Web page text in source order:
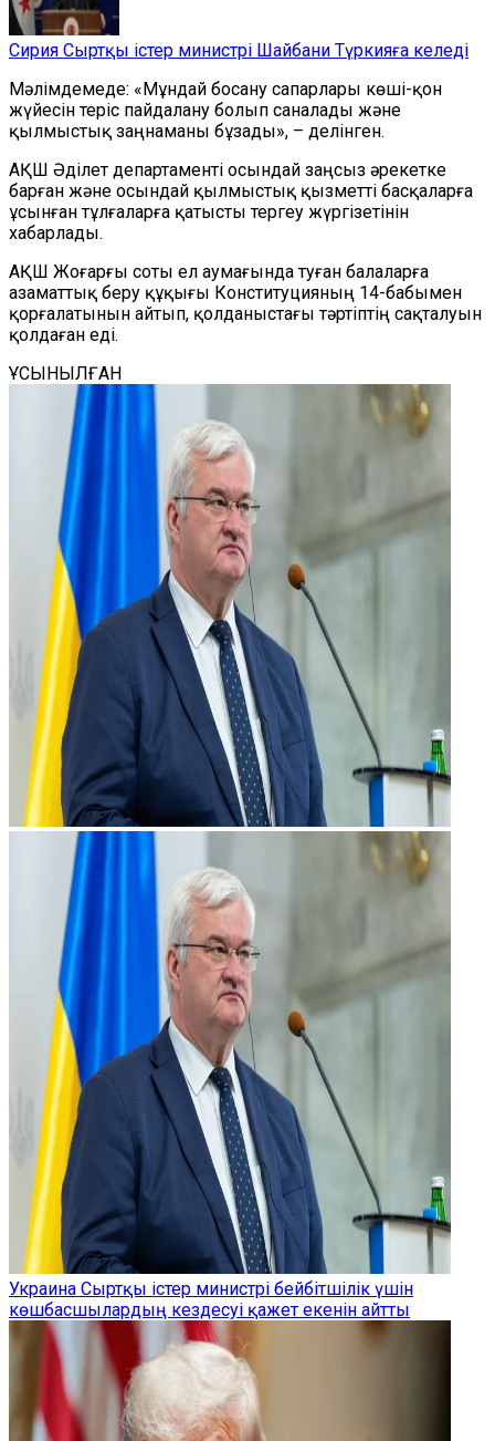
Сирия Сыртқы істер министрі Шайбани Түркияға келеді
Мәлімдемеде: «Мұндай босану сапарлары көші-қон
жүйесін теріс пайдалану болып саналады және
қылмыстық заңнаманы бұзады», – делінген.
АҚШ Әділет департаменті осындай заңсыз әрекетке
барған және осындай қылмыстық қызметті басқаларға
ұсынған тұлғаларға қатысты тергеу жүргізетінін
хабарлады.
АҚШ Жоғарғы соты ел аумағында туған балаларға
азаматтық беру құқығы Конституцияның 14-бабымен
қорғалатынын айтып, қолданыстағы тәртіптің сақталуын
қолдаған еді.
ҰСЫНЫЛҒАН
Украина Сыртқы істер министрі бейбітшілік үшін
көшбасшылардың кездесуі қажет екенін айтты